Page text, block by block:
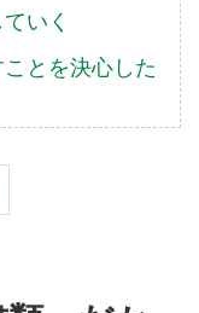
いく
とを決心した